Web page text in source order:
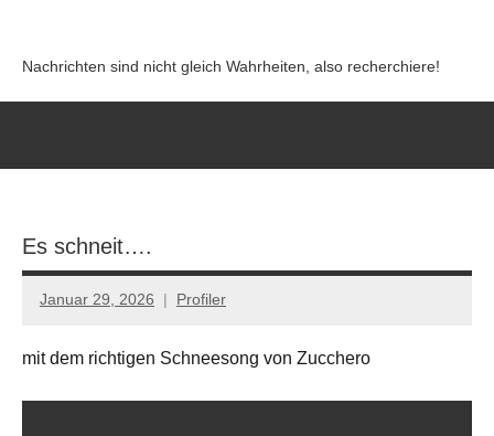
springen
Nachrichten sind nicht gleich Wahrheiten, also recherchiere!
Es schneit….
Januar 29, 2026 Profiler
Keine
mit dem richtigen Schneesong von Zucchero